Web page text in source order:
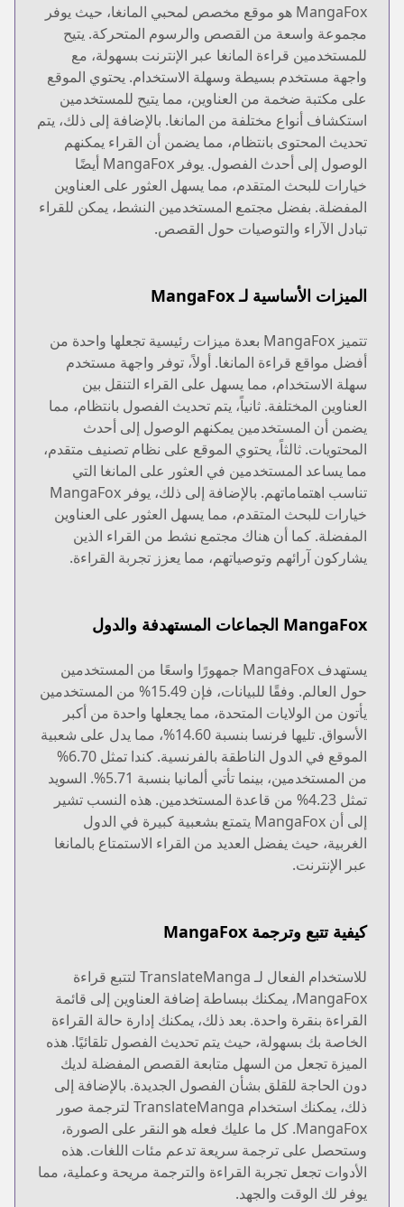
MangaFox هو موقع مخصص لمحبي المانغا، حيث يوفر
مجموعة واسعة من القصص والرسوم المتحركة. يتيح
للمستخدمين قراءة المانغا عبر الإنترنت بسهولة، مع
واجهة مستخدم بسيطة وسهلة الاستخدام. يحتوي الموقع
على مكتبة ضخمة من العناوين، مما يتيح للمستخدمين
استكشاف أنواع مختلفة من المانغا. بالإضافة إلى ذلك، يتم
تحديث المحتوى بانتظام، مما يضمن أن القراء يمكنهم
الوصول إلى أحدث الفصول. يوفر MangaFox أيضًا
خيارات للبحث المتقدم، مما يسهل العثور على العناوين
المفضلة. بفضل مجتمع المستخدمين النشط، يمكن للقراء
تبادل الآراء والتوصيات حول القصص.
الميزات الأساسية لـ MangaFox
تتميز MangaFox بعدة ميزات رئيسية تجعلها واحدة من
أفضل مواقع قراءة المانغا. أولاً، توفر واجهة مستخدم
سهلة الاستخدام، مما يسهل على القراء التنقل بين
العناوين المختلفة. ثانياً، يتم تحديث الفصول بانتظام، مما
يضمن أن المستخدمين يمكنهم الوصول إلى أحدث
المحتويات. ثالثاً، يحتوي الموقع على نظام تصنيف متقدم،
مما يساعد المستخدمين في العثور على المانغا التي
تناسب اهتماماتهم. بالإضافة إلى ذلك، يوفر MangaFox
خيارات للبحث المتقدم، مما يسهل العثور على العناوين
المفضلة. كما أن هناك مجتمع نشط من القراء الذين
يشاركون آرائهم وتوصياتهم، مما يعزز تجربة القراءة.
MangaFox الجماعات المستهدفة والدول
يستهدف MangaFox جمهورًا واسعًا من المستخدمين
حول العالم. وفقًا للبيانات، فإن 15.49% من المستخدمين
يأتون من الولايات المتحدة، مما يجعلها واحدة من أكبر
الأسواق. تليها فرنسا بنسبة 14.60%، مما يدل على شعبية
الموقع في الدول الناطقة بالفرنسية. كندا تمثل 6.70%
من المستخدمين، بينما تأتي ألمانيا بنسبة 5.71%. السويد
تمثل 4.23% من قاعدة المستخدمين. هذه النسب تشير
إلى أن MangaFox يتمتع بشعبية كبيرة في الدول
الغربية، حيث يفضل العديد من القراء الاستمتاع بالمانغا
عبر الإنترنت.
كيفية تتبع وترجمة MangaFox
للاستخدام الفعال لـ TranslateManga لتتبع قراءة
MangaFox، يمكنك ببساطة إضافة العناوين إلى قائمة
القراءة بنقرة واحدة. بعد ذلك، يمكنك إدارة حالة القراءة
الخاصة بك بسهولة، حيث يتم تحديث الفصول تلقائيًا. هذه
الميزة تجعل من السهل متابعة القصص المفضلة لديك
دون الحاجة للقلق بشأن الفصول الجديدة. بالإضافة إلى
ذلك، يمكنك استخدام TranslateManga لترجمة صور
MangaFox. كل ما عليك فعله هو النقر على الصورة،
وستحصل على ترجمة سريعة تدعم مئات اللغات. هذه
الأدوات تجعل تجربة القراءة والترجمة مريحة وعملية، مما
يوفر لك الوقت والجهد.